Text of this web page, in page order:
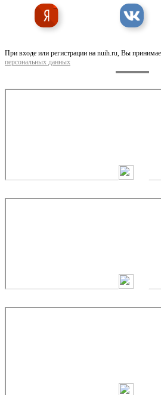
При входе или регистрации на nuih.ru, Вы
персональных данных